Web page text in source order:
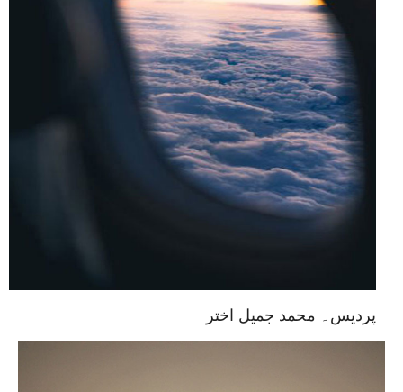
پردیس۔ محمد جمیل اختر